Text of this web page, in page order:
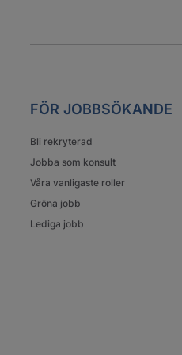
FÖR JOBBSÖKANDE
Bli rekryterad
Jobba som konsult
Våra vanligaste roller
Gröna jobb
Lediga jobb